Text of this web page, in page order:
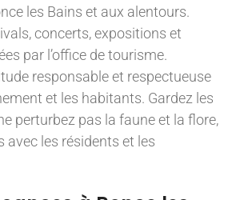
les Bains et aux alentours.
concerts, expositions et
par l’office de tourisme.
responsable et respectueuse
et les habitants. Gardez les
perturbez pas la faune et la flore,
avec les résidents et les